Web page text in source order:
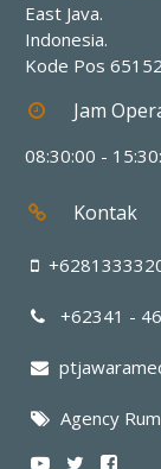
East Java.
Indonesia.
Kode Pos 65152
Jam
08:30:00 -
Kontak
+62341 -
Agency